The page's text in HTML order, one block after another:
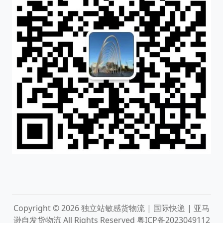
Copyright © 2026独立站敏感货物流 | 国际快递 | 亚马
逊自发货物流All Rights Reserved 粤ICP备2023049112